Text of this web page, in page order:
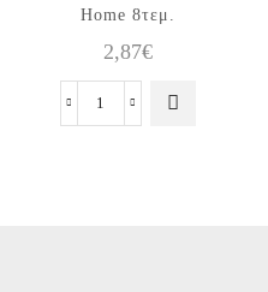
Home 8τεμ.
2,87€
Ποτήρια